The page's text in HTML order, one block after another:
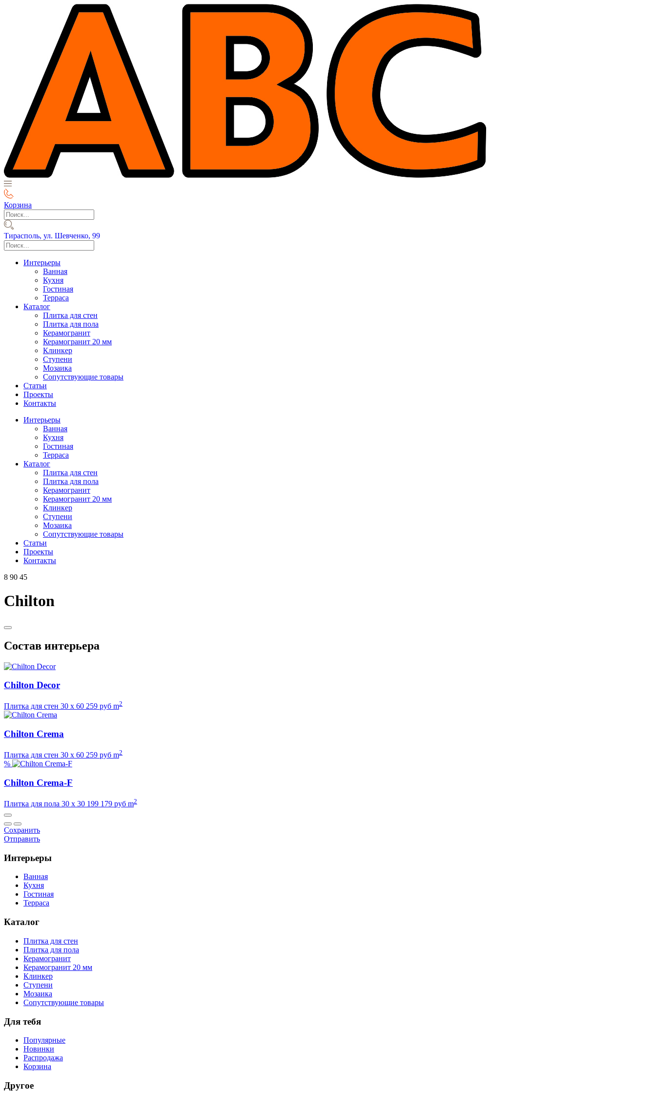
Корзина
Тирасполь, ул. Шевченко, 99
Интерьеры
Ванная
Кухня
Гостиная
Терраса
Каталог
Плитка для стен
Плитка для пола
Керамогранит
Керамогранит 20 мм
Клинкер
Ступени
Мозаика
Сопутствующие товары
Статьи
Проекты
Контакты
Интерьеры
Ванная
Кухня
Гостиная
Терраса
Каталог
Плитка для стен
Плитка для пола
Керамогранит
Керамогранит 20 мм
Клинкер
Ступени
Мозаика
Сопутствующие товары
Статьи
Проекты
Контакты
8 90 45
Chilton
Состав интерьера
Chilton Decor
Плитка для стен 30 х 60 259 руб m2
Chilton Crema
Плитка для стен 30 х 60 259 руб m2
%
Chilton Crema-F
Плитка для пола 30 х 30 199 179 руб m2
Сохранить
Отправить
Интерьеры
Ванная
Кухня
Гостиная
Терраса
Каталог
Плитка для стен
Плитка для пола
Керамогранит
Керамогранит 20 мм
Клинкер
Ступени
Мозаика
Сопутствующие товары
Для тебя
Популярные
Новинки
Распродажа
Корзина
Другое